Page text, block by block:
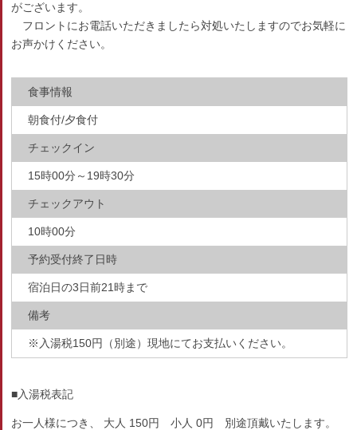
がございます。
フロントにお電話いただきましたら対処いたしますのでお気軽に
お声かけください。
食事情報
朝食付/夕食付
チェックイン
15時00分～19時30分
チェックアウト
10時00分
予約受付終了日時
宿泊日の3日前21時まで
備考
※入湯税150円（別途）現地にてお支払いください。
■入湯税表記
お一人様につき、 大人 150円 小人 0円 別途頂戴いたします。